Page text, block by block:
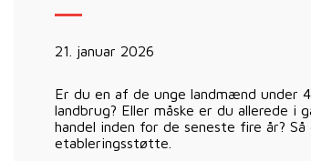
21. januar 2026
Er du en af de unge landmænd under
landbrug? Eller måske er du allerede i
handel inden for de seneste fire år?
etableringsstøtte.